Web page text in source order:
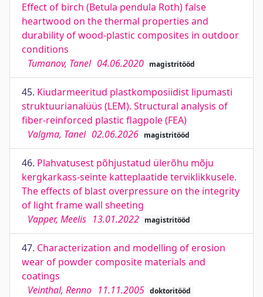
Effect of birch (Betula pendula Roth) false
heartwood on the thermal properties and
durability of wood-plastic composites in outdoor
conditions
Tumanov, Tanel 04.06.2020 magistritööd
45. Kiudarmeeritud plastkomposiidist lipumasti
struktuurianalüüs (LEM). Structural analysis of
fiber-reinforced plastic flagpole (FEA)
Valgma, Tanel 02.06.2026 magistritööd
46. Plahvatusest põhjustatud ülerõhu mõju
kergkarkass-seinte katteplaatide terviklikkusele.
The effects of blast overpressure on the integrity
of light frame wall sheeting
Vapper, Meelis 13.01.2022 magistritööd
47. Characterization and modelling of erosion
wear of powder composite materials and
coatings
Veinthal, Renno 11.11.2005 doktoritööd